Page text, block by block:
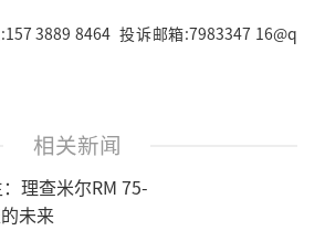
3889 8464 投诉邮箱:7983347 16@q
相关新闻
理查米尔RM 75-
未来